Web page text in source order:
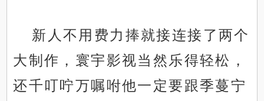
新人不用费力捧就接连接了两个
大制作，寰宇影视当然乐得轻松，
还千叮咛万嘱咐他一定要跟季蔓宁